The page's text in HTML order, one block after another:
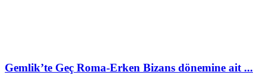
Gemlik’te Geç Roma-Erken Bizans dönemine ait ...